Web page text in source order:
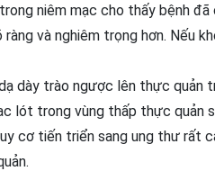
niêm mạc cho thấy bệnh đã
và nghiêm trọng hơn. Nếu
dày trào ngược lên thực quản
lót trong vùng thấp thực quản
cơ tiến triển sang ung thư rất